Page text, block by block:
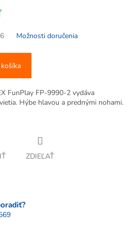
Možnosti doručenia
FunPlay FP-9990-2 vydáva
Hýbe hlavou a prednými nohami.
ZDIEĽAŤ